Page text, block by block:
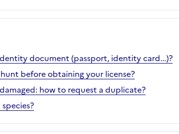
document (passport, identity card...)?
before obtaining your license?
how to request a duplicate?